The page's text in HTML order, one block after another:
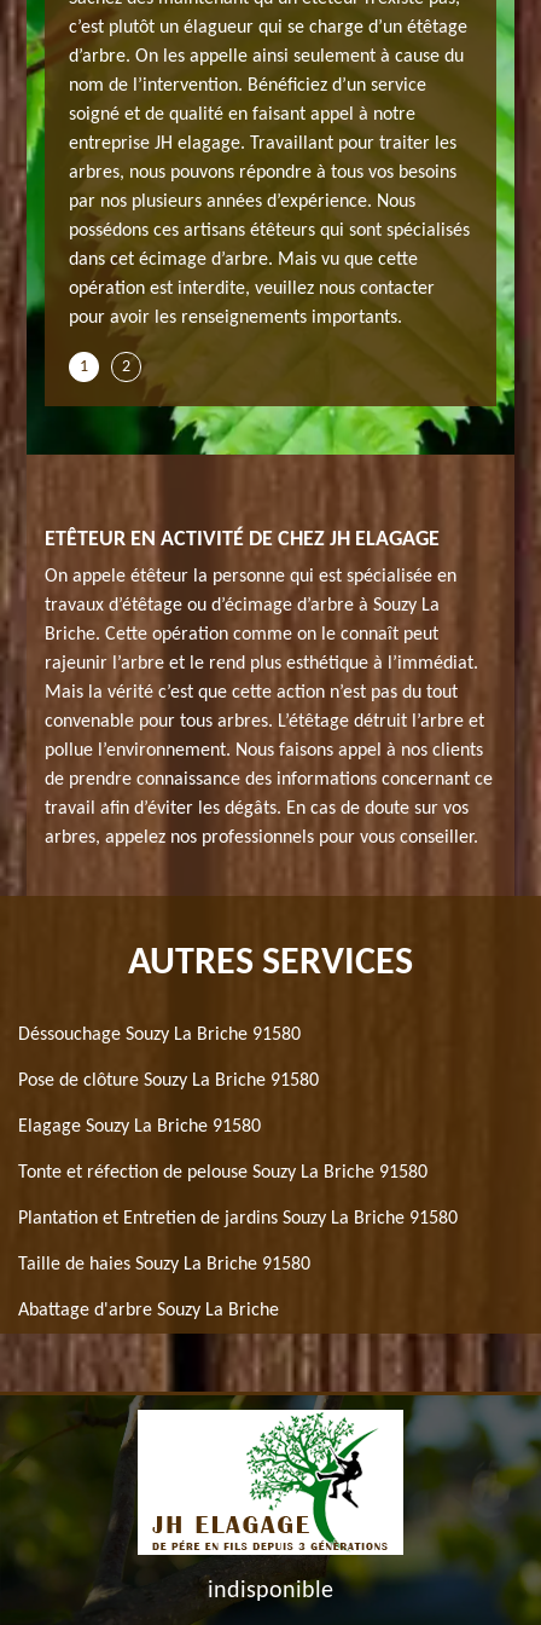
les
Vous
grâce
santé
h
c’est plutôt un élagueur qui se charge d’un étêtage
d’arbre. On les appelle ainsi seulement à cause du
nom de l’intervention. Bénéficiez d’un service
soigné et de qualité en faisant appel à notre
entreprise JH elagage. Travaillant pour traiter les
arbres, nous pouvons répondre à tous vos besoins
par nos plusieurs années d’expérience. Nous
possédons ces artisans étêteurs qui sont spécialisés
dans cet écimage d’arbre. Mais vu que cette
opération est interdite, veuillez nous contacter
pour avoir les renseignements importants.
Nous
à
l’arbre
de ces
vous
1 2
ETÊTEUR EN ACTIVITÉ DE CHEZ JH ELAGAGE
On appele étêteur la personne qui est spécialisée en
travaux d’étêtage ou d’écimage d’arbre à Souzy La
Briche. Cette opération comme on le connaît peut
rajeunir l’arbre et le rend plus esthétique à l’immédiat.
Mais la vérité c’est que cette action n’est pas du tout
convenable pour tous arbres. L’étêtage détruit l’arbre et
pollue l’environnement. Nous faisons appel à nos clients
de prendre connaissance des informations concernant ce
travail afin d’éviter les dégâts. En cas de doute sur vos
arbres, appelez nos professionnels pour vous conseiller.
AUTRES SERVICES
Déssouchage Souzy La Briche 91580
Pose de clôture Souzy La Briche 91580
Elagage Souzy La Briche 91580
Tonte et réfection de pelouse Souzy La Briche 91580
Plantation et Entretien de jardins Souzy La Briche 91580
Taille de haies Souzy La Briche 91580
Abattage d'arbre Souzy La Briche
indisponible